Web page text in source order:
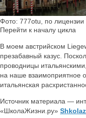
Фото: 777otu, по лицензии
Перейти к началу цикла
В моем австрийском
презабавный казус.
проводницы
на наше взаимоприятное
итальянская
Источник материала —
«ШколаЖизни.ру»